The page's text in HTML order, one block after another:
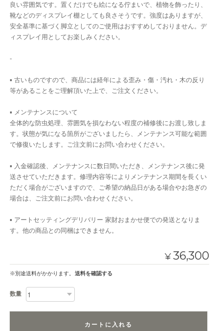
良い雰囲気です。置くだけでも絵になる佇まいで、植物を飾ったり、
靴などのディスプレイ棚としても良さそうです。強度はありますが、
安全基準に基づく脚立としてのご使用はおすすめしておりません。デ
ィスプレイ用としてお楽しみください。
-
▪︎ 古いものですので、商品には経年による歪み・傷・汚れ・木の反り
等があることをご理解頂いた上で、ご注文ください。
▪︎ メンテナンスについて
全体的な防虫処理、雰囲気を損なわない程度の補修後にお渡し致しま
す。状態が気になる箇所がございましたら、メンテナンス可能な範囲
で修復いたします。ご注文前にお問い合わせください。
▪︎ 入金確認後、メンテナンスに数日間いただき、メンテナンス後に発
送させていただきます。修理内容等によりメンテナンス期間を長くい
ただく場合がございますので、ご希望の納品日がある場合やお急ぎの
場合は、ご注文前にお問い合わせください。
▪︎ アートセッティングデリバリー 家財おまかせ便での発送となりま
す。他の商品との同梱はできません。
¥36,300
※別途送料がかかります。 送料を確認する
数量
カートに入れる